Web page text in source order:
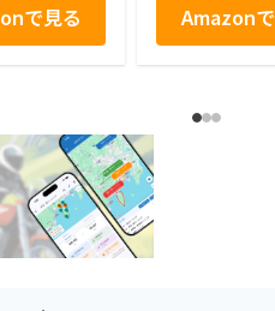
で見る Amazon